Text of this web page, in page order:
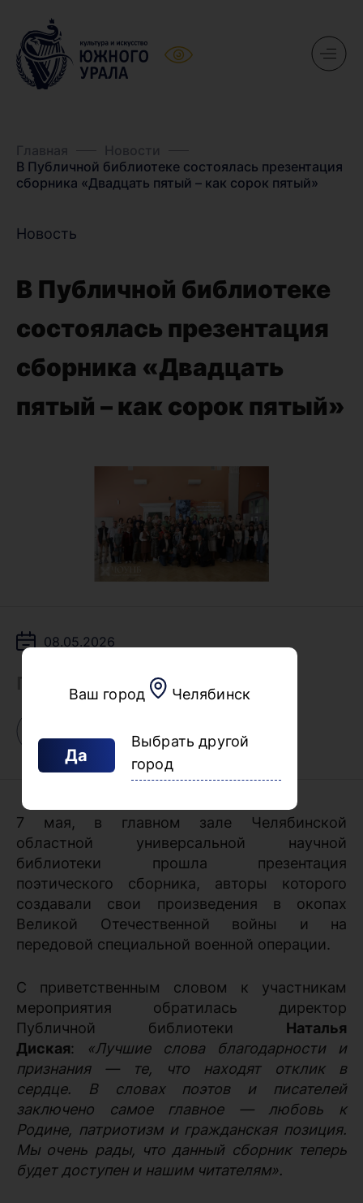
Ваш город Челябинск
Да
Выбрать другой
город
Главная
Новости
В Публичной библиотеке состоялась презентация
сборника «Двадцать пятый – как сорок пятый»
Новость
В Публичной библиотеке
состоялась презентация
сборника «Двадцать
пятый – как сорок пятый»
08.05.2026
Поделиться
7 мая, в главном зале Челябинской
областной универсальной научной
библиотеки прошла презентация
поэтического сборника, авторы которого
создавали свои произведения в окопах
Великой Отечественной войны и на
передовой специальной военной операции.
С приветственным словом к участникам
мероприятия обратилась директор
Публичной библиотеки Наталья
Диская:
«Лучшие слова благодарности и
признания — те, что находят отклик в
сердце. В словах поэтов и писателей
заключено самое главное — любовь к
Родине, патриотизм и гражданская позиция.
Мы очень рады, что данный сборник теперь
будет доступен и нашим читателям».